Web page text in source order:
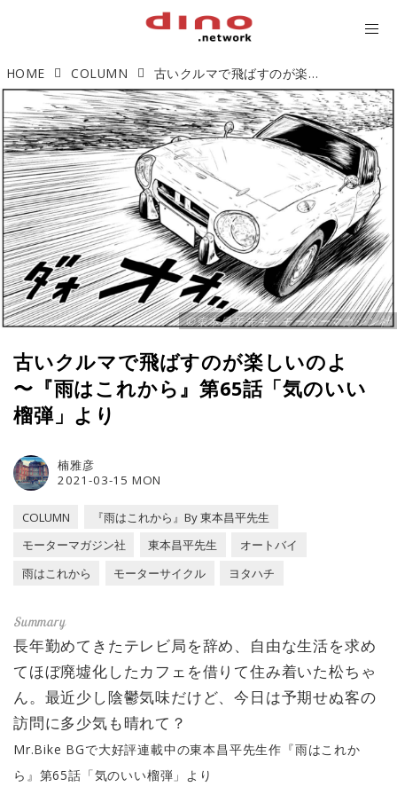
HOME COLUMN 古いクルマで飛ばすのが楽しいのよ 〜『雨はこれから』第65話「気のいい榴弾」より
©️東本昌平先生・モーターマガジン社
古いクルマで飛ばすのが楽しいのよ
〜『雨はこれから』第65話「気のいい
榴弾」より
2021-03-15 MON
楠雅彦
COLUMN
『雨はこれから』By 東本昌平先生
モーターマガジン社
東本昌平先生
オートバイ
雨はこれから
モーターサイクル ヨタハチ
長年勤めてきたテレビ局を辞め、自由な生活を求め
てほぼ廃墟化したカフェを借りて住み着いた松ちゃ
ん。最近少し陰鬱気味だけど、今日は予期せぬ客の
訪問に多少気も晴れて？
Mr.Bike BGで大好評連載中の東本昌平先生作『雨はこれか
ら』第65話「気のいい榴弾」より